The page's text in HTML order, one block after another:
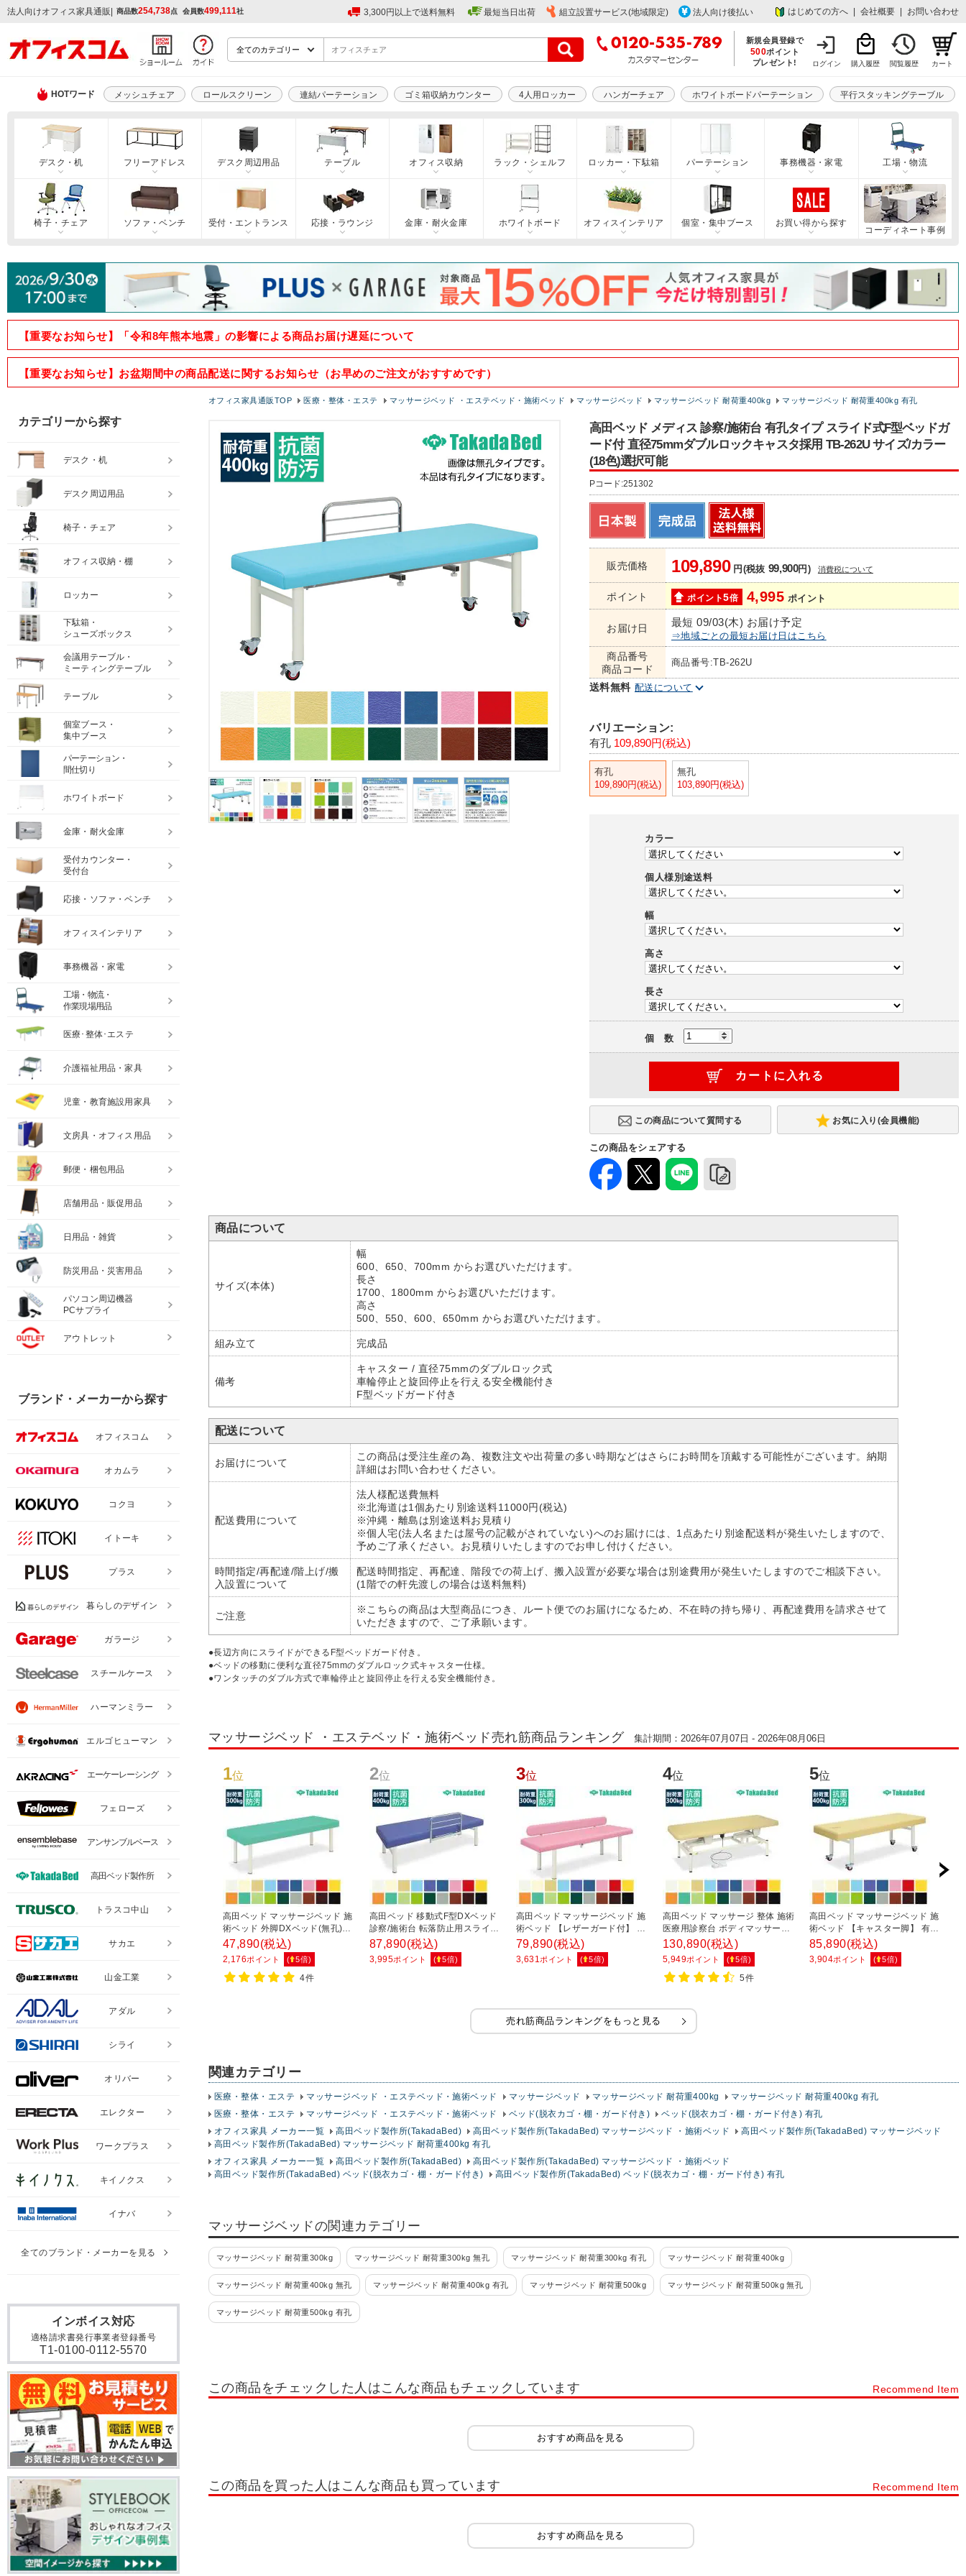
法人向けオフィス家具通販 | 商品数254,738点 会員数499,111社 3,300円以上で送料無料 最短当日出荷 組立設置サービス(地域限定) 法人向け後払い はじめての方へ 会社概要 お問い合わせ
新規会員登録で
500ポイント
プレゼント!
ログイン 購入履歴 閲覧履歴 カート
HOTワード メッシュチェア ロールスクリーン 連結パーテーション ゴミ箱収納カウンター 4人用ロッカー ハンガーチェア ホワイトボードパーテーション 平行スタッキングテーブル
デスク・机 フリーアドレス デスク周辺用品 テーブル オフィス収納 ラック・シェルフ ロッカー・下駄箱 パーテーション 事務機器・家電 工場・物流
椅子・チェア ソファ・ベンチ 受付・エントランス 応接・ラウンジ 金庫・耐火金庫 ホワイトボード オフィスインテリア 個室・集中ブース
お買い得から探す
コーディネート事例
【重要なお知らせ】「令和8年熊本地震」の影響による商品お届け遅延について
【重要なお知らせ】お盆期間中の商品配送に関するお知らせ（お早めのご注文がおすすめです）
オフィス家具通販TOP 医療・整体・エステ マッサージベッド ・エステベッド・施術ベッド マッサージベッド マッサージベッド 耐荷重400kg マッサージベッド 耐荷重400kg 有孔
高田ベッド メディス 診察/施術台 有孔タイプ スライド式F型ベッドガ
ード付 直径75mmダブルロックキャスタ採用 TB-262U サイズ/カラー
(18色)選択可能
Pコード:251302
販売価格 109,890円(税抜 99,900円) 消費税について
ポイント ポイント5倍 4,995 ポイント
お届け日 最短 09/03(木) お届け予定
⇒地域ごとの最短お届け日はこちら
商品番号
商品コード
商品番号:TB-262U
送料無料 配送について
バリエーション:
有孔 109,890円(税込)
有孔
109,890円(税込)
無孔
103,890円(税込)
カラー
個人様別途送料
幅
高さ
長さ
個 数
お気に入り(会員機能)
この商品をシェアする
商品について
サイズ(本体)
幅
600、650、700mm からお選びいただけます。
長さ
1700、1800mm からお選びいただけます。
高さ
500、550、600、650mm からお選びいただけます。
組み立て 完成品
備考
キャスター / 直径75mmのダブルロック式
車輪停止と旋回停止を行える安全機能付き
F型ベッドガード付き
配送について
お届けについて
この商品は受注生産の為、複数注文や出荷量の多い時期などはさらにお時間を頂戴する可能性がございます。納期
詳細はお問い合わせください。
配送費用について
法人様配送費無料
※北海道は1個あたり別途送料11000円(税込)
※沖縄・離島は別途送料お見積り
※個人宅(法人名または屋号の記載がされていない)へのお届けには、1点あたり別途配送料が発生いたしますので、
予めご了承ください。お見積りいたしますのでお申し付けください。
時間指定/再配達/階上げ/搬
入設置について
配送時間指定、再配達、階段での荷上げ、搬入設置が必要な場合は別途費用が発生いたしますのでご相談下さい。
(1階での軒先渡しの場合は送料無料)
ご注意
※こちらの商品は大型商品につき、ルート便でのお届けになるため、不在時の持ち帰り、再配達費用を請求させて
いただきますので、ご了承願います。
●長辺方向にスライドができるF型ベッドガード付き。
●ベッドの移動に便利な直径75mmのダブルロック式キャスター仕様。
●ワンタッチのダブル方式で車輪停止と旋回停止を行える安全機能付き。
マッサージベッド ・エステベッド・施術ベッド売れ筋商品ランキング 集計期間：2026年07月07日 - 2026年08月06日
1位
高田ベッド マッサージベッド 施
術ベッド 外脚DXベッド(無孔)
TB-585
47,890(税込)
2,176ポイント ( 5倍)
4件
2位
高田ベッド 移動式F型DXベッド
診察/施術台 転落防止用スライド
式F型ベッドガード付属 TB-266
サイズ/カラー(18色)選択可能
87,890(税込)
3,995ポイント ( 5倍)
3位
高田ベッド マッサージベッド 施
術ベッド 【レザーガード付】 レ
ザーガード型DXベッド(無孔) TB-
79,890(税込)
3,631ポイント ( 5倍)
4位
高田ベッド マッサージ 整体 施術
医療用診察台 ボディマッサージ
エステ用ベッド 電動昇降ベッド
幅サイズ選択可 高さ調整可 TB-
1344 電動ボディベッド
130,890(税込)
5,949ポイント ( 5倍)
5件
5位
高田ベッド マッサージベッド 施
術ベッド 【キャスター脚】 有孔
キャスター付DXベッド TB-926U
85,890(税込)
3,904ポイント ( 5倍)
売れ筋商品ランキングをもっと見る
関連カテゴリー
医療・整体・エステ マッサージベッド ・エステベッド・施術ベッド マッサージベッド マッサージベッド 耐荷重400kg
マッサージベッド 耐荷重400kg 有孔
医療・整体・エステ
マッサージベッド ・エステベッド・施術ベッド ベッド(脱衣カゴ・棚・ガード付き)
ベッド(脱衣カゴ・棚・ガード付き) 有孔
オフィス家具 メーカー一覧
高田ベッド製作所(TakadaBed) 高田ベッド製作所(TakadaBed) マッサージベッド ・施術ベッド
高田ベッド製作所(TakadaBed) マッサージベッド
高田ベッド製作所(TakadaBed) マッサージベッド 耐荷重400kg 有孔
オフィス家具 メーカー一覧
高田ベッド製作所(TakadaBed)
高田ベッド製作所(TakadaBed) マッサージベッド ・施術ベッド
高田ベッド製作所(TakadaBed) ベッド(脱衣カゴ・棚・ガード付き)
高田ベッド製作所(TakadaBed) ベッド(脱衣カゴ・棚・ガード付き) 有孔
マッサージベッドの関連カテゴリー
マッサージベッド 耐荷重300kg マッサージベッド 耐荷重300kg 無孔 マッサージベッド 耐荷重300kg 有孔 マッサージベッド 耐荷重400kg
マッサージベッド 耐荷重400kg 無孔 マッサージベッド 耐荷重400kg 有孔 マッサージベッド 耐荷重500kg マッサージベッド 耐荷重500kg 無孔
マッサージベッド 耐荷重500kg 有孔
この商品をチェックした人はこんな商品もチェックしています Recommend Item
おすすめ商品を見る
この商品を買った人はこんな商品も買っています Recommend Item
おすすめ商品を見る
インボイス対応
適格請求書発行事業者登録番号
T1-0100-0112-5570
カテゴリーから探す
デスク・机
デスク周辺用品
椅子・チェア
オフィス収納・棚
ロッカー
下駄箱・
シューズボックス
会議用テーブル・
ミーティングテーブル
テーブル
個室ブース・
集中ブース
パーテーション・
間仕切り
ホワイトボード
金庫・耐火金庫
受付カウンター・
受付台
応接・ソファ・ベンチ
オフィスインテリア
事務機器・家電
工場・物流・
作業現場用品
医療･整体･エステ
介護福祉用品・家具
児童・教育施設用家具
文房具・オフィス用品
郵便・梱包用品
店舗用品・販促用品
日用品・雑貨
防災用品・災害用品
パソコン周辺機器
PCサプライ
アウトレット
ブランド・メーカーから探す
オフィスコム
オカムラ
コクヨ
イトーキ
プラス
暮らしのデザイン
ガラージ
スチールケース
ハーマンミラー
エルゴヒューマン
エーケーレーシング
フェローズ
アンサンブルベース
高田ベッド製作所
トラスコ中山
サカエ
山金工業
アダル
シライ
オリバー
エレクター
ワークプラス
キイノクス
イナバ
全てのブランド・メーカーを見る